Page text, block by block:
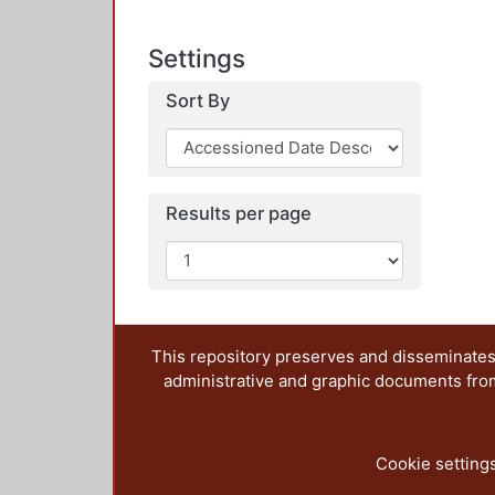
Settings
Sort By
Results per page
This repository preserves and
administrative and graphic documents
Cookie